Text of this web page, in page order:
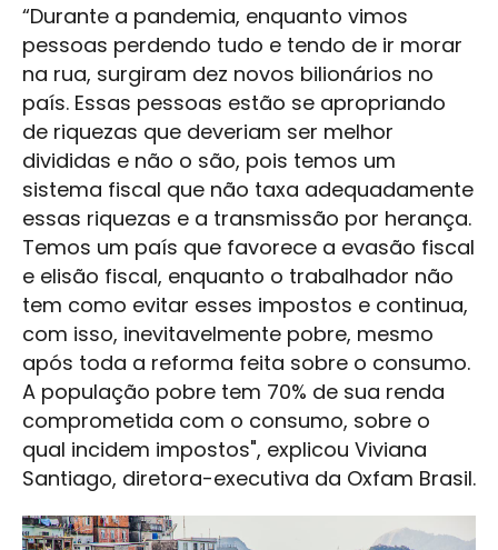
“Durante a pandemia, enquanto vimos
pessoas perdendo tudo e tendo de ir morar
na rua, surgiram dez novos bilionários no
país. Essas pessoas estão se apropriando
de riquezas que deveriam ser melhor
divididas e não o são, pois temos um
sistema fiscal que não taxa adequadamente
essas riquezas e a transmissão por herança.
Temos um país que favorece a evasão fiscal
e elisão fiscal, enquanto o trabalhador não
tem como evitar esses impostos e continua,
com isso, inevitavelmente pobre, mesmo
após toda a reforma feita sobre o consumo.
A população pobre tem 70% de sua renda
comprometida com o consumo, sobre o
qual incidem impostos", explicou Viviana
Santiago, diretora-executiva da Oxfam Brasil.